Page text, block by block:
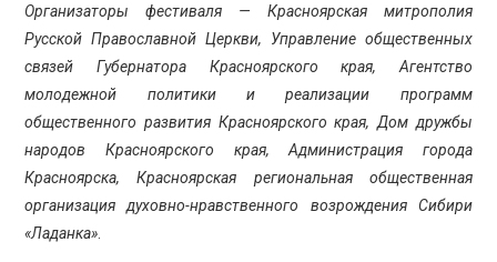
Организаторы фестиваля — Красноярская митрополия
Русской Православной Церкви, Управление общественных
связей Губернатора Красноярского края, Агентство
молодежной политики и реализации программ
общественного развития Красноярского края, Дом дружбы
народов Красноярского края, Администрация города
Красноярска, Красноярская региональная общественная
организация духовно-нравственного возрождения Сибири
«Ладанка»